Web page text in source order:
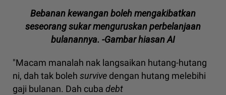
Bebanan kewangan boleh mengakibatkan
seseorang sukar menguruskan perbelanjaan
bulanannya. -Gambar hiasan AI
"Macam manalah nak langsaikan hutang-hutang
ni, dah tak boleh survive dengan hutang melebihi
gaji bulanan. Dah cuba debt